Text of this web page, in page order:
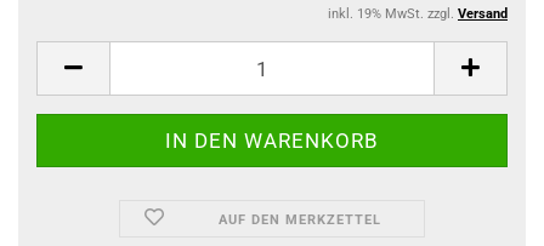
inkl. 19% MwSt. zzgl. Versand
AUF DEN MERKZETTEL